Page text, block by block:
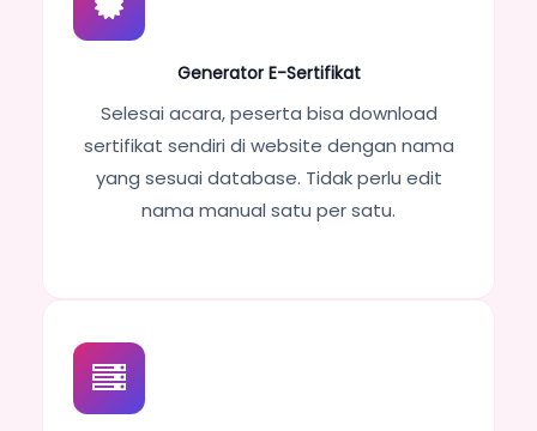
Generator E-Sertifikat
Selesai acara, peserta bisa download
sertifikat sendiri di website dengan nama
yang sesuai database. Tidak perlu edit
nama manual satu per satu.